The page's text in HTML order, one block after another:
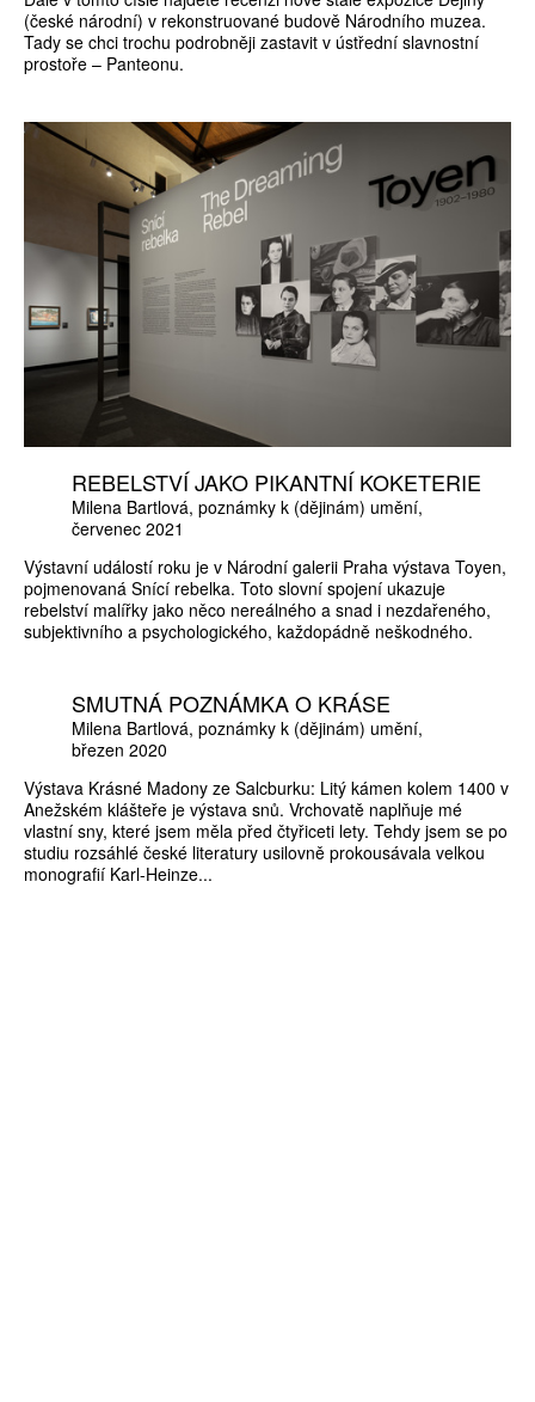
(české národní) v rekonstruované budově Národního muzea.
Tady se chci trochu podrobněji zastavit v ústřední slavnostní
prostoře – Panteonu.
REBELSTVÍ JAKO PIKANTNÍ KOKETERIE
Milena Bartlová poznámky k (dějinám) umění
červenec 2021
Výstavní událostí roku je v Národní galerii Praha výstava Toyen,
pojmenovaná Snící rebelka. Toto slovní spojení ukazuje
rebelství malířky jako něco nereálného a snad i nezdařeného,
subjektivního a psychologického, každopádně neškodného.
SMUTNÁ POZNÁMKA O KRÁSE
Milena Bartlová poznámky k (dějinám) umění
březen 2020
Výstava Krásné Madony ze Salcburku: Litý kámen kolem 1400 v
Anežském klášteře je výstava snů. Vrchovatě naplňuje mé
vlastní sny, které jsem měla před čtyřiceti lety. Tehdy jsem se po
studiu rozsáhlé české literatury usilovně prokousávala velkou
monografií Karl-Heinze...